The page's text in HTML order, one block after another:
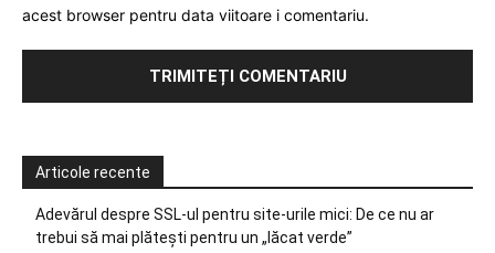
acest browser pentru data viitoare i comentariu.
Articole recente
Adevărul despre SSL-ul pentru site-urile mici: De ce nu ar
trebui să mai plătești pentru un „lăcat verde”